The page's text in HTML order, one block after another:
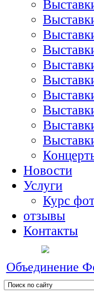
Новости
Услуги
Курс
отзывы
Контакты
Объединение